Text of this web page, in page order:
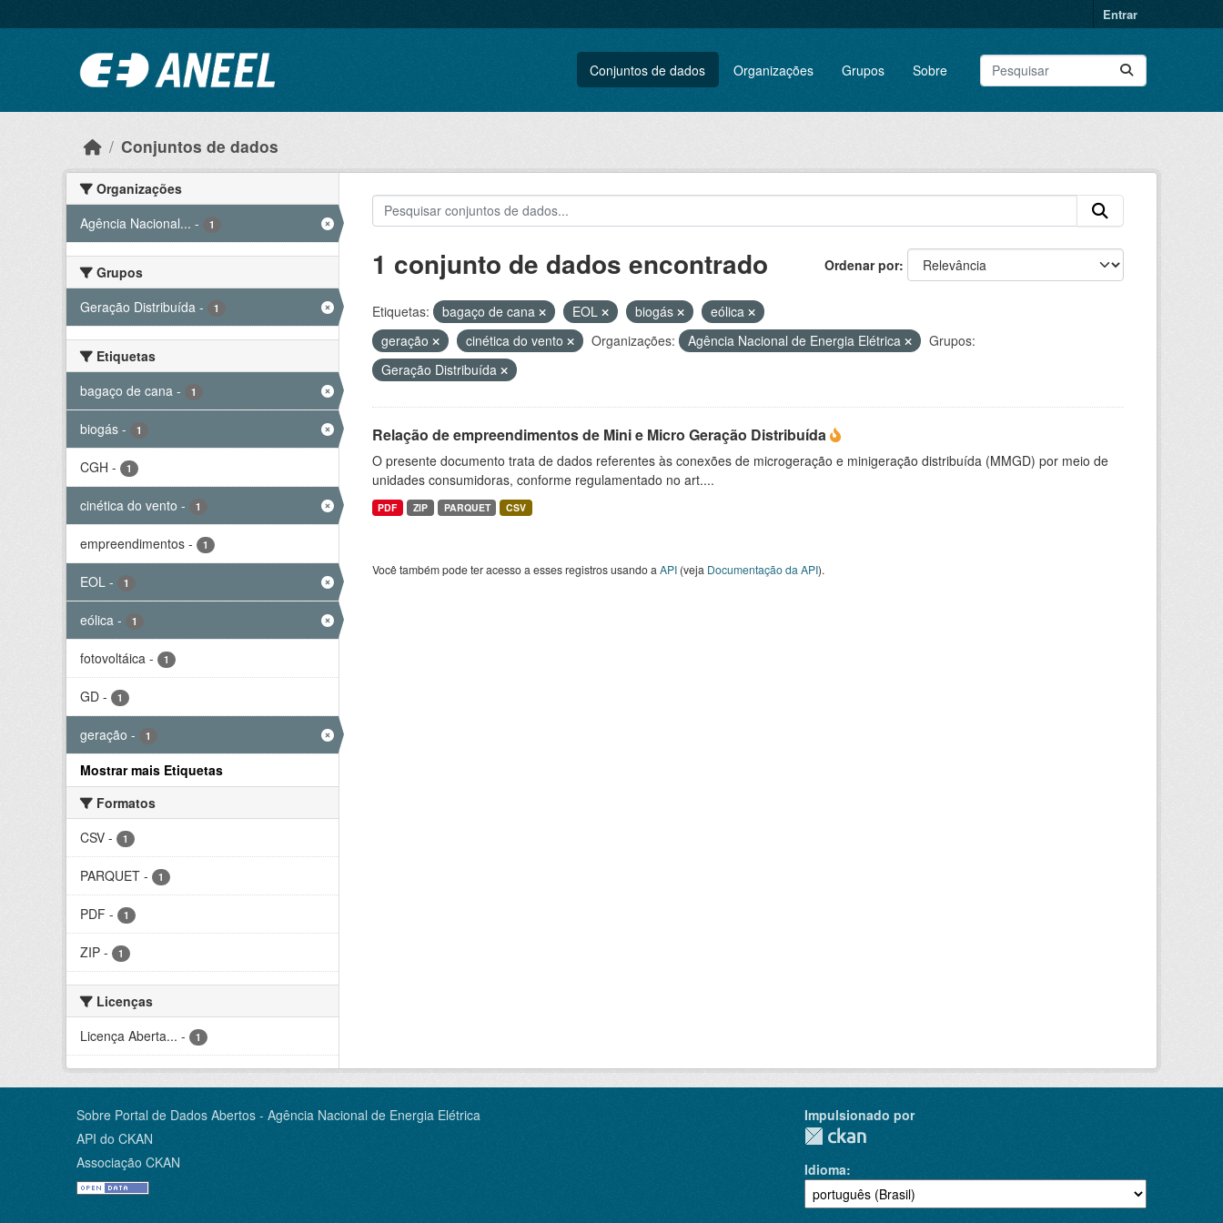
Entrar
Conjuntos de dados Organizações Grupos Sobre
Conjuntos de dados
Organizações
Agência Nacional... - 1
Grupos
Geração Distribuída - 1
Etiquetas
bagaço de cana - 1
biogás - 1
CGH - 1
cinética do vento - 1
empreendimentos - 1
EOL - 1
eólica - 1
fotovoltáica - 1
GD - 1
geração - 1
Mostrar mais Etiquetas
Formatos
CSV - 1
PARQUET - 1
PDF - 1
ZIP - 1
Licenças
Licença Aberta... - 1
Ordenar por
1 conjunto de dados encontrado
Etiquetas: bagaço de cana EOL biogás
eólica
geração
cinética do vento Organizações: Agência Nacional de Energia Elétrica
Grupos:
Geração Distribuída
Relação de empreendimentos de Mini e Micro Geração Distribuída
O presente documento trata de dados referentes às conexões de microgeração e minigeração distribuída (MMGD) por meio de
unidades consumidoras, conforme regulamentado no art....
PDF ZIP PARQUET CSV
Você também pode ter acesso a esses registros usando a API(veja Documentação da API).
Sobre Portal de Dados Abertos - Agência Nacional de Energia Elétrica
API do CKAN
Associação CKAN
Impulsionado por
Idioma